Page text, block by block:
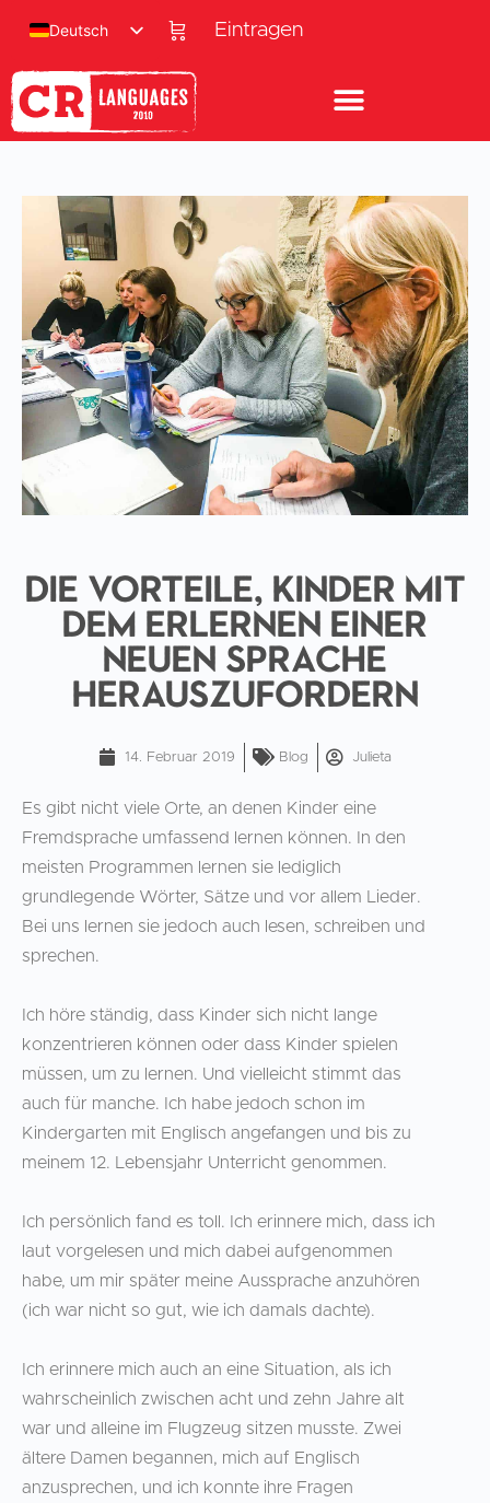
Eintragen
Deutsch
Die Vorteile, Kinder mit
dem Erlernen einer
neuen Sprache
herauszufordern
14. Februar 2019 Blog Julieta
Es gibt nicht viele Orte, an denen Kinder eine
Fremdsprache umfassend lernen können. In den
meisten Programmen lernen sie lediglich
grundlegende Wörter, Sätze und vor allem Lieder.
Bei uns lernen sie jedoch auch lesen, schreiben und
sprechen.
Ich höre ständig, dass Kinder sich nicht lange
konzentrieren können oder dass Kinder spielen
müssen, um zu lernen. Und vielleicht stimmt das
auch für manche. Ich habe jedoch schon im
Kindergarten mit Englisch angefangen und bis zu
meinem 12. Lebensjahr Unterricht genommen.
Ich persönlich fand es toll. Ich erinnere mich, dass ich
laut vorgelesen und mich dabei aufgenommen
habe, um mir später meine Aussprache anzuhören
(ich war nicht so gut, wie ich damals dachte).
Ich erinnere mich auch an eine Situation, als ich
wahrscheinlich zwischen acht und zehn Jahre alt
war und alleine im Flugzeug sitzen musste. Zwei
ältere Damen begannen, mich auf Englisch
anzusprechen, und ich konnte ihre Fragen